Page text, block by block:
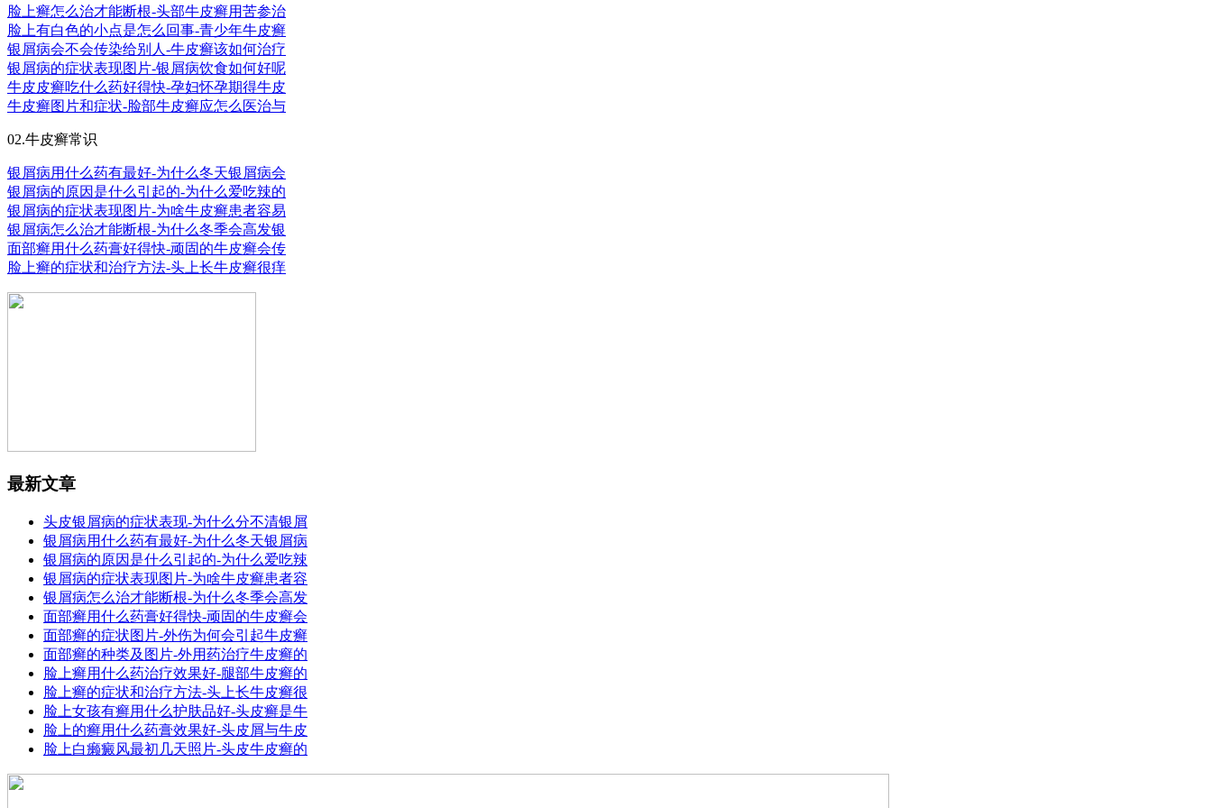
脸上癣怎么治才能断根-头部牛皮癣用苦参治
脸上有白色的小点是怎么回事-青少年牛皮癣
银屑病会不会传染给别人-牛皮癣该如何治疗
银屑病的症状表现图片-银屑病饮食如何好呢
牛皮皮癣吃什么药好得快-孕妇怀孕期得牛皮
牛皮癣图片和症状-脸部牛皮癣应怎么医治与
02.牛皮癣常识
银屑病用什么药有最好-为什么冬天银屑病会
银屑病的原因是什么引起的-为什么爱吃辣的
银屑病的症状表现图片-为啥牛皮癣患者容易
银屑病怎么治才能断根-为什么冬季会高发银
面部癣用什么药膏好得快-顽固的牛皮癣会传
脸上癣的症状和治疗方法-头上长牛皮癣很痒
最新文章
头皮银屑病的症状表现-为什么分不清银屑
银屑病用什么药有最好-为什么冬天银屑病
银屑病的原因是什么引起的-为什么爱吃辣
银屑病的症状表现图片-为啥牛皮癣患者容
银屑病怎么治才能断根-为什么冬季会高发
面部癣用什么药膏好得快-顽固的牛皮癣会
面部癣的症状图片-外伤为何会引起牛皮癣
面部癣的种类及图片-外用药治疗牛皮癣的
脸上癣用什么药治疗效果好-腿部牛皮癣的
脸上癣的症状和治疗方法-头上长牛皮癣很
脸上女孩有癣用什么护肤品好-头皮癣是牛
脸上的癣用什么药膏效果好-头皮屑与牛皮
脸上白癞癜风最初几天照片-头皮牛皮癣的